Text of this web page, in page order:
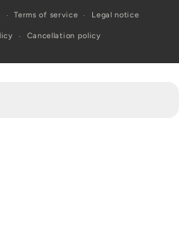
Terms of service Legal notice
Cancellation policy